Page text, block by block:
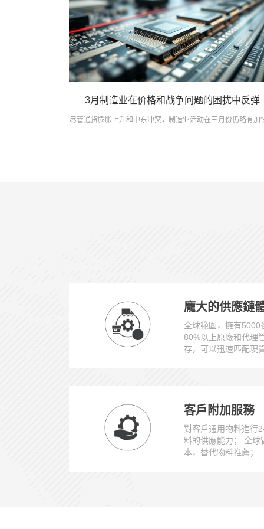
3月制造业在价格和战争问题的困扰中反弹
尽管通货膨胀上升和中东冲突，制造业活动在三月份仍略有加
龐大的供應鏈
全球範圍，擁有5000
80%以上原廠和代理
存，可以迅速匹配現
客戶附加服務
對客戶通用物料進行
料的供應能力； 全球
本，替代物料推薦；